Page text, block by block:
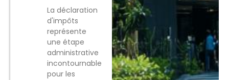
La déclaration
d'impôts
représente
une étape
administrative
incontournable
pour les